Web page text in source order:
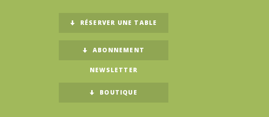
RÉSERVER UNE TABLE
ABONNEMENT
NEWSLETTER
BOUTIQUE